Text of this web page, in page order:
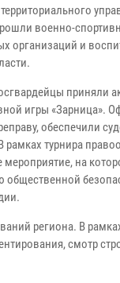
военно-
организаций и
приняли
игры «Зарница».
обеспечили
рамках турнира
мероприятие, на
общественной
региона. В
смотр